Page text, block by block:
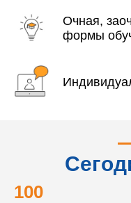
Очная,
формы
100